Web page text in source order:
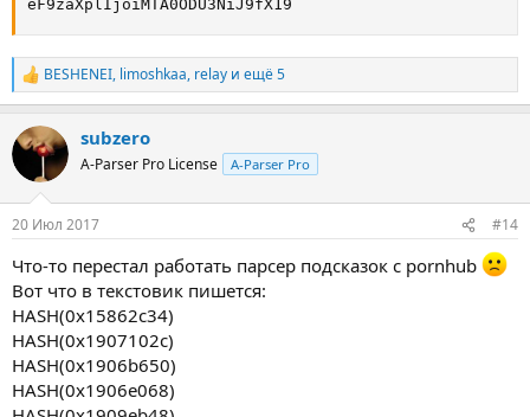
eF9zaXplIjoiMTA0ODU3NiJ9fX19
Р
е
к
ц
и
BESHENEI, limoshkaa, relay и ещё 5
subzero
A-Parser Pro License A-Parser Pro
20 Июл 2017 #14
Что-то перестал работать парсер подсказок с pornhub
Вот что в текстовик пишется:
HASH(0x15862c34)
HASH(0x1907102c)
HASH(0x1906b650)
HASH(0x1906e068)